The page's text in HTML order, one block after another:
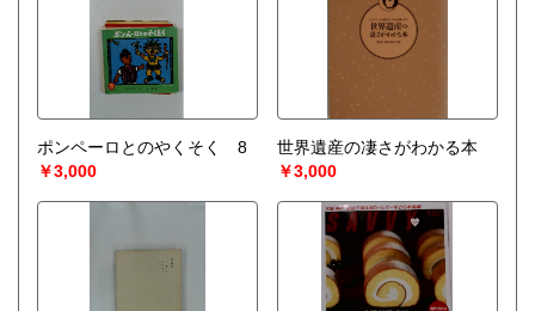
ポンペーロとのやくそく 8
￥3,000
世界遺産の凄さがわかる本
￥3,000